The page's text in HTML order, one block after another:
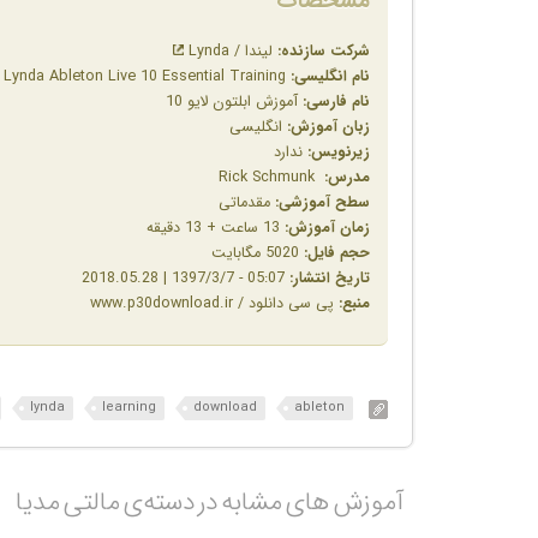
شرکت سازنده: لیندا / Lynda
نام انگلیسی:
نام فارسی: آموزش ابلتون لایو 10
زبان آموزش: انگلیسی
زیرنویس: ندارد
مدرس: Rick Schmunk
سطح آموزشی: مقدماتی
زمان آموزش:
حجم فایل:
تاریخ انتشار:
منبع: پی سی دانلود / www.p30download.ir
ableton
download
learning
lynda
آموزش های مشابه در دسته‌ی‌ مالتی مدیا‎